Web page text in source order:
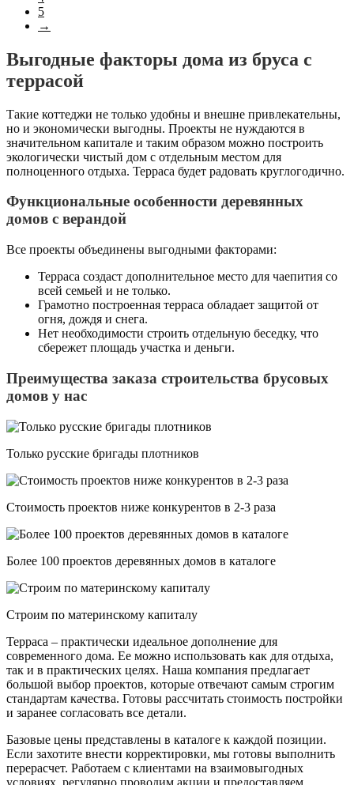
5
→
Выгодные факторы дома из бруса с
террасой
Такие коттеджи не только удобны и внешне привлекательны,
но и экономически выгодны. Проекты не нуждаются в
значительном капитале и таким образом можно построить
экологически чистый дом с отдельным местом для
полноценного отдыха. Терраса будет радовать круглогодично.
Функциональные особенности деревянных
домов с верандой
Все проекты объединены выгодными факторами:
Терраса создаст дополнительное место для чаепития со
всей семьей и не только.
Грамотно построенная терраса обладает защитой от
огня, дождя и снега.
Нет необходимости строить отдельную беседку, что
сбережет площадь участка и деньги.
Преимущества заказа строительства брусовых
домов у нас
Только русские бригады плотников
Стоимость проектов ниже конкурентов в 2-3 раза
Более 100 проектов деревянных домов в каталоге
Строим по материнскому капиталу
Терраса – практически идеальное дополнение для
современного дома. Ее можно использовать как для отдыха,
так и в практических целях. Наша компания предлагает
большой выбор проектов, которые отвечают самым строгим
стандартам качества. Готовы рассчитать стоимость постройки
и заранее согласовать все детали.
Базовые цены представлены в каталоге к каждой позиции.
Если захотите внести корректировки, мы готовы выполнить
перерасчет. Работаем с клиентами на взаимовыгодных
условиях, регулярно проводим акции и предоставляем